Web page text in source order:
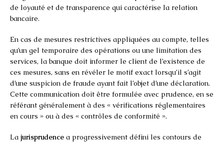
de loyauté et de transparence qui caractérise la relation
bancaire.
En cas de mesures restrictives appliquées au compte, telles
qu’un gel temporaire des opérations ou une limitation des
services, la banque doit informer le client de l’existence de
ces mesures, sans en révéler le motif exact lorsqu’il s’agit
d’une suspicion de fraude ayant fait l’objet d’une déclaration.
Cette communication doit être formulée avec prudence, en se
référant généralement à des « vérifications réglementaires
en cours » ou à des « contrôles de conformité ».
La jurisprudence a progressivement défini les contours de